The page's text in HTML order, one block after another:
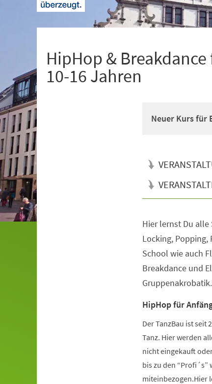
HipHop &
10-16 Jahren
Neuer Kurs für
Hier lernst Du
Locking, Popping,
School wie auch
Breakdance und
Gruppenakrobatik.
HipHop für
Der TanzBau ist seit
Tanz. Hier werden
nicht eingekauft
bis zu den
miteinbezogen.Hier